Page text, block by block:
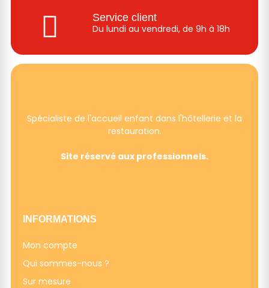
Service client
Du lundi au vendredi, de 9h à 18h
Spécialiste de l'accueil enfant dans l'hôtellerie et la
restauration.
Site réservé aux professionnels.
INFORMATIONS
Mon compte
Qui sommes-nous ?
Sur mesure